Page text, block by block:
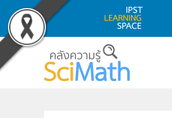
Skip to main content